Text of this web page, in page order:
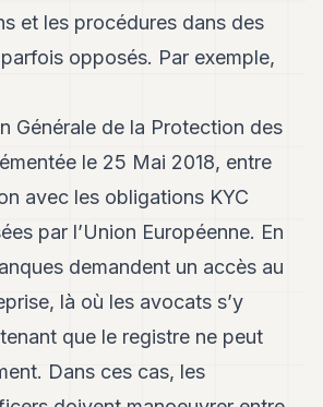
et les procédures dans des
opposés. Par exemple,
Générale de la Protection des
le 25 Mai 2018, entre
avec les obligations KYC
par l’Union Européenne. En
demandent un accès au
là où les avocats s’y
que le registre ne peut
Dans ces cas, les